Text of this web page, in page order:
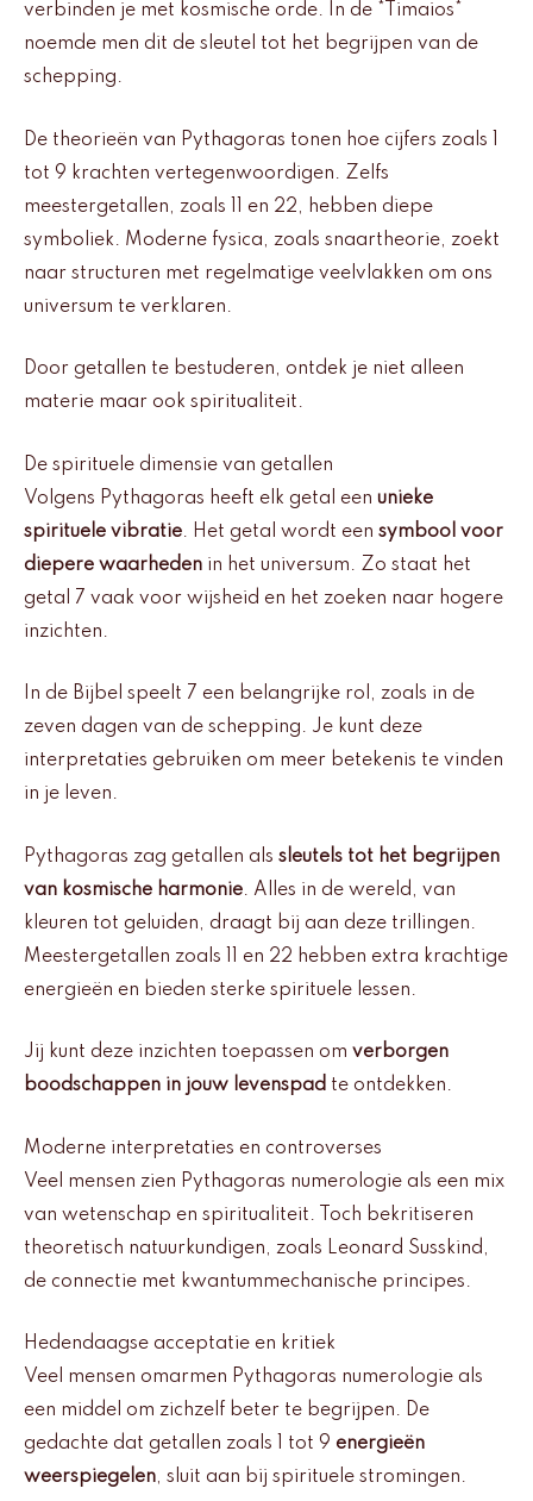
verbinden je met kosmische orde. In de *Timaios*
noemde men dit de sleutel tot het begrijpen van de
schepping.
De theorieën van Pythagoras tonen hoe cijfers zoals 1
tot 9 krachten vertegenwoordigen. Zelfs
meestergetallen, zoals 11 en 22, hebben diepe
symboliek. Moderne fysica, zoals snaartheorie, zoekt
naar structuren met regelmatige veelvlakken om ons
universum te verklaren.
Door getallen te bestuderen, ontdek je niet alleen
materie maar ook spiritualiteit.
De spirituele dimensie van getallen
Volgens Pythagoras heeft elk getal een unieke
spirituele vibratie. Het getal wordt een symbool voor
diepere waarheden in het universum. Zo staat het
getal 7 vaak voor wijsheid en het zoeken naar hogere
inzichten.
In de Bijbel speelt 7 een belangrijke rol, zoals in de
zeven dagen van de schepping. Je kunt deze
interpretaties gebruiken om meer betekenis te vinden
in je leven.
Pythagoras zag getallen als sleutels tot het begrijpen
van kosmische harmonie. Alles in de wereld, van
kleuren tot geluiden, draagt bij aan deze trillingen.
Meestergetallen zoals 11 en 22 hebben extra krachtige
energieën en bieden sterke spirituele lessen.
Jij kunt deze inzichten toepassen om verborgen
boodschappen in jouw levenspad te ontdekken.
Moderne interpretaties en controverses
Veel mensen zien Pythagoras numerologie als een mix
van wetenschap en spiritualiteit. Toch bekritiseren
theoretisch natuurkundigen, zoals Leonard Susskind,
de connectie met kwantummechanische principes.
Hedendaagse acceptatie en kritiek
Veel mensen omarmen Pythagoras numerologie als
een middel om zichzelf beter te begrijpen. De
gedachte dat getallen zoals 1 tot 9 energieën
weerspiegelen, sluit aan bij spirituele stromingen.